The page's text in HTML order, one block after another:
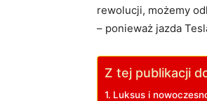
rewolucji, możemy
– ⁢ponieważ jazda⁢
Z tej publikacji
Luksus i